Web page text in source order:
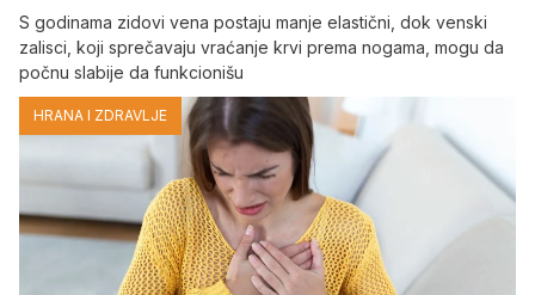
S godinama zidovi vena postaju manje elastični, dok venski
zalisci, koji sprečavaju vraćanje krvi prema nogama, mogu da
počnu slabije da funkcionišu
HRANA I ZDRAVLJE